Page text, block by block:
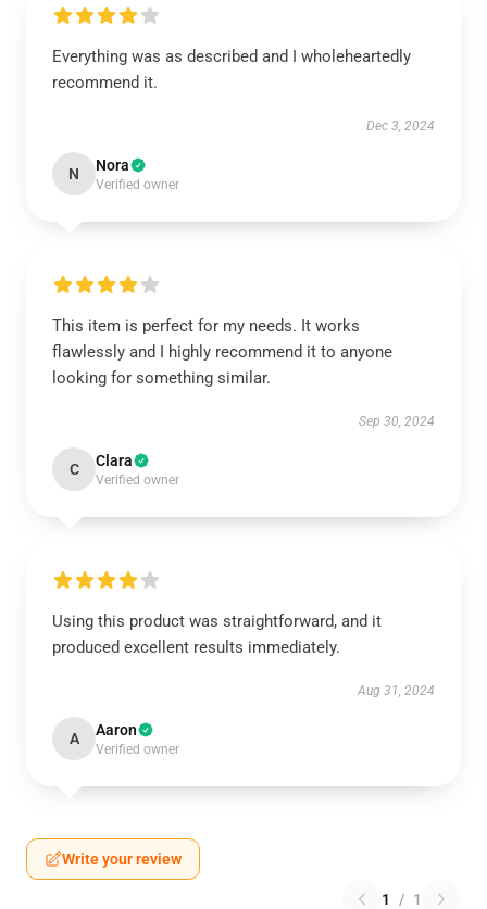
Everything was as described and I wholeheartedly
recommend it.
Dec 3, 2024
N Nora
Verified owner
This item is perfect for my needs. It works
flawlessly and I highly recommend it to anyone
looking for something similar.
Sep 30, 2024
C Clara
Verified owner
Using this product was straightforward, and it
produced excellent results immediately.
Aug 31, 2024
A Aaron
Verified owner
Write your review
1 / 1